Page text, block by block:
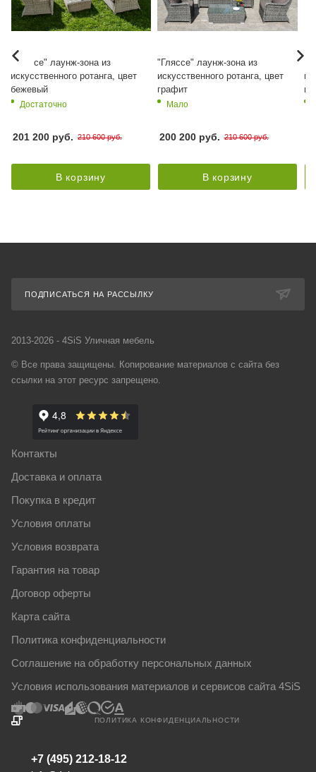
"Гляссе" лаунж-зона из
искусственного ротанга, цвет
бежевый
Достаточно
201 200 руб. 210 600 руб.
В корзину
"Гляссе" лаунж-зона из
искусственного ротанга, цвет
графит
Мало
200 200 руб. 210 600 руб.
В корзину
ПОДПИСАТЬСЯ НА РАССЫЛКУ
2013-2026 - 4SiS Уличная мебель
© Все права защищены. Копирование материалов с сайта без
ссылки на этот ресурс запрещено.
Контакты
Доставка и оплата
Покупка в кредит
Условия оплаты
Условия возврата
Гарантия на товар
Договор оферты
Карта сайта
Политика конфиденциальности
Соглашение на обработку персональных данных
Условия использования материалов и сервисов сайта 4SiS
ПОЛИТИКА КОНФИДЕНЦИАЛЬНОСТИ
+7 (495) 212-18-12